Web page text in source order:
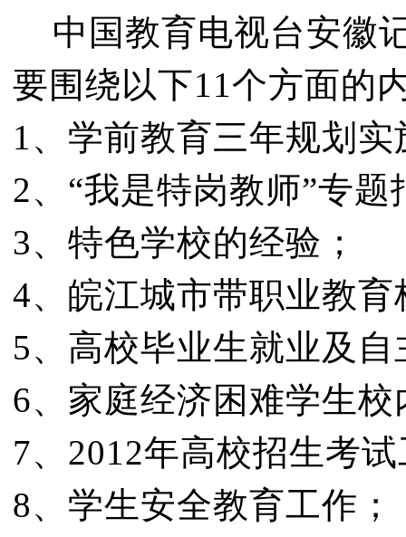
中国教育电视台安徽
要围绕以下11个方面的
1、学前教育三年规划实
2、“我是特岗教师”专题
3、特色学校的经验；
4、皖江城市带职业教
5、高校毕业生就业及
6、家庭经济困难学生
7、2012年高校招生考
8、学生安全教育工作；